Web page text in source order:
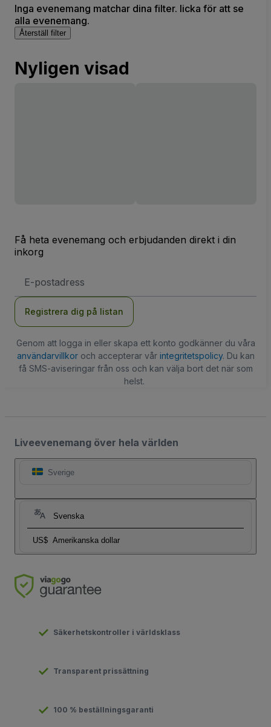
Inga evenemang matchar dina filter. licka för att se
alla evenemang.
Återställ filter
Nyligen visad
Få heta evenemang och erbjudanden direkt i din
inkorg
postadress
Registrera dig på listan
Genom att logga in eller skapa ett konto godkänner du våra
användarvillkoroch accepterar vår integritetspolicy. Du kan
få SMS-aviseringar från oss och kan välja bort det när som
helst.
Liveevenemang över hela världen
Sverige
Svenska
US$ Amerikanska dollar
Säkerhetskontroller i världsklass
Transparent prissättning
100 % beställningsgaranti